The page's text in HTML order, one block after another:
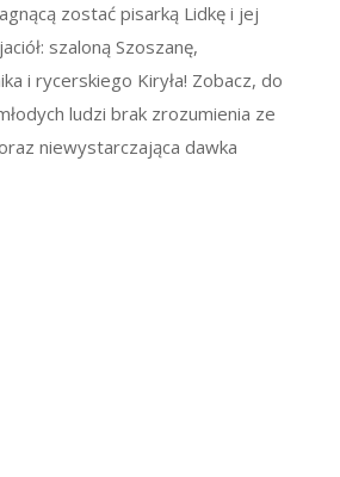
zostać pisarką Lidkę i jej
szaloną Szoszanę,
i rycerskiego Kiryła! Zobacz, do
ludzi brak zrozumienia ze
niewystarczająca dawka